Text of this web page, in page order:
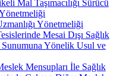
Mal Taşımacılığı Sürücü
Yönetmeliği
Mesai Dışı Sağlık
Yönelik Usul ve
Mensupları İle Sağlık